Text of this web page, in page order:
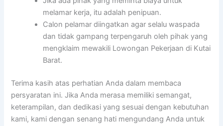
melamar kerja, itu adalah penipuan.
Calon pelamar diingatkan agar selalu waspada
dan tidak gampang terpengaruh oleh pihak yang
mengklaim mewakili Lowongan Pekerjaan di Kutai
Barat.
Terima kasih atas perhatian Anda dalam membaca
persyaratan ini. Jika Anda merasa memiliki semangat,
keterampilan, dan dedikasi yang sesuai dengan kebutuhan
kami, kami dengan senang hati mengundang Anda untuk